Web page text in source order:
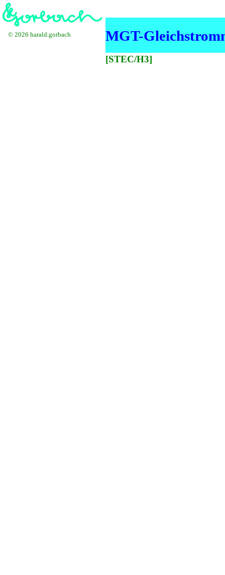
MGT-
[STEC/H3]
© 2026 harald.gorbach